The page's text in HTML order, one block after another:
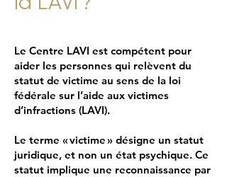
Le Centre LAVI est compétent pour
aider les personnes qui relèvent du
statut de victime au sens de la loi
fédérale sur l’aide aux victimes
d’infractions (LAVI).
Le terme « victime » désigne un statut
juridique, et non un état psychique. Ce
statut implique une reconnaissance par